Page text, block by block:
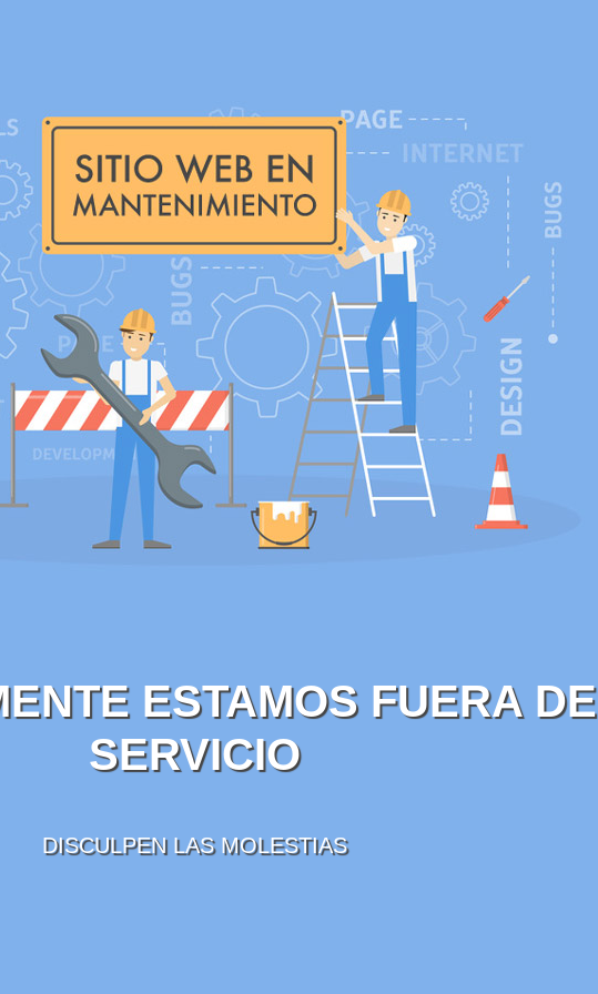
ESTAMOS FUERA DE
SERVICIO
DISCULPEN LAS MOLESTIAS